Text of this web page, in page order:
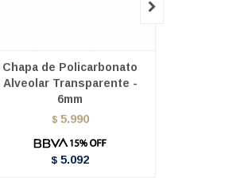
Chapa de Policarbonato
Alveolar Transparente -
6mm
$ 5.990
$ 5.092
